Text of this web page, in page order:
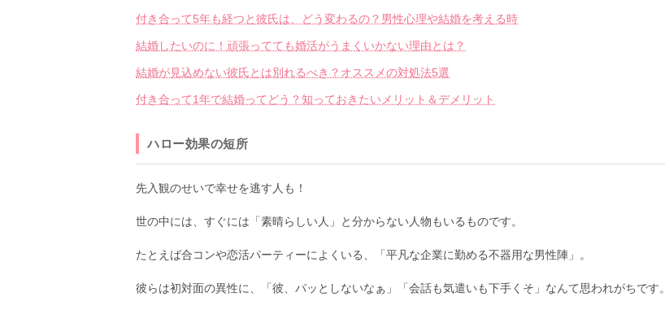
付き合って5年も経つと彼氏は、どう変わるの？男性心理や結婚を考える時
結婚したいのに！頑張ってても婚活がうまくいかない理由とは？
結婚が見込めない彼氏とは別れるべき？オススメの対処法5選
付き合って1年で結婚ってどう？知っておきたいメリット＆デメリット
ハロー効果の短所
先入観のせいで幸せを逃す人も！
世の中には、すぐには「素晴らしい人」と分からない人物もいるものです。
たとえば合コンや恋活パーティーによくいる、「平凡な企業に勤める不器用な男性陣」。
彼らは初対面の異性に、「彼、パッとしないなぁ」「会話も気遣いも下手くそ」なんて思われがちです。